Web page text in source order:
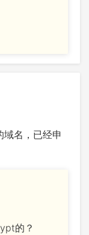
域名，已经申
的？